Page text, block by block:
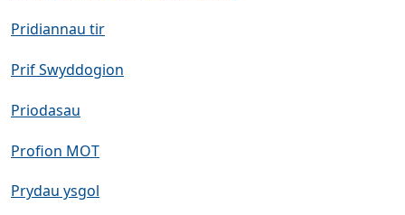
Pridiannau tir
Prif Swyddogion
Priodasau
Profion MOT
Prydau ysgol